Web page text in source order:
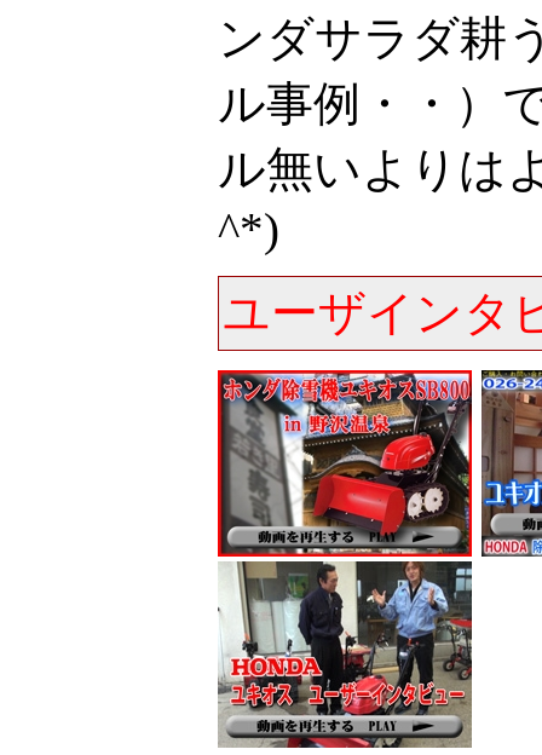
ンダサラダ耕
ル事例・・）
ル無いよりは
^*)
ユーザインタ